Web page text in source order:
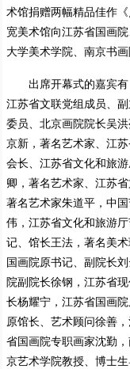
术馆捐赠两幅精品佳作
宽美术馆向江苏省国画
大学美术学院、南京书
出席开幕式的嘉宾
江苏省文联党组成员、
委员、北京画院院长吴
京新，著名艺术家、江
会长、江苏省文化和旅
卿，著名艺术家、江苏
著名艺术家朱道平，中
伟，江苏省文化和旅游
记、馆长王法，著名美
国画院原书记、副院长
院副院长徐钢，江苏省
长杨耀宁，江苏省国画
原馆长、艺术顾问徐善
省国画院专职画家沈勤
京艺术学院教授、博士